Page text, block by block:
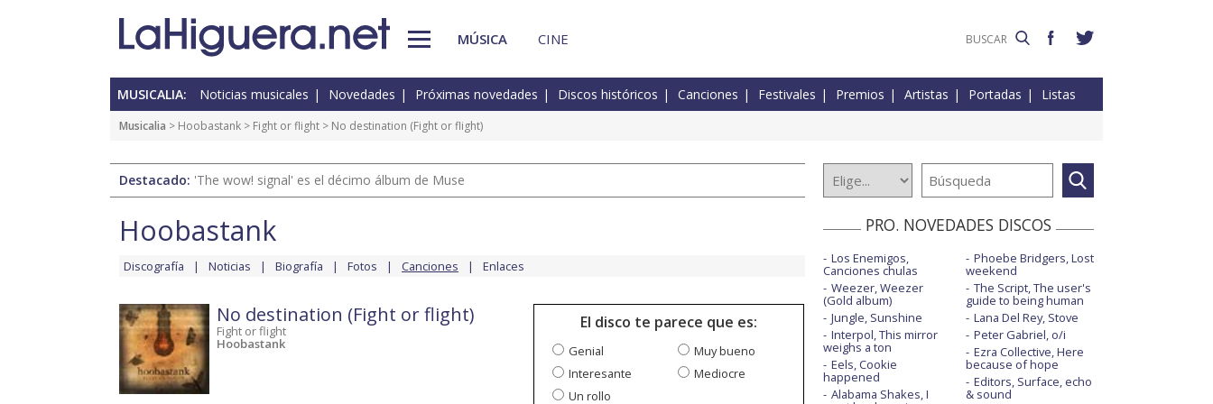
MÚSICA CINE
MUSICALIA: Noticias musicales Novedades Próximas novedades Discos históricos Canciones Festivales Premios Artistas Portadas Listas
Musicalia > Hoobastank > Fight or flight > No destination (Fight or flight)
Destacado: 'The wow! signal' es el décimo álbum de Muse
Hoobastank
Discografía Noticias Biografía Fotos Canciones Enlaces
No destination (Fight or flight)
Fight or flight
Hoobastank
El disco te parece que es:
Genial
Muy bueno
Interesante
Mediocre
Un rollo
PRO. NOVEDADES DISCOS
Los Enemigos,
Canciones chulas
Weezer, Weezer
(Gold album)
Jungle, Sunshine
Interpol, This mirror
weighs a ton
Eels, Cookie
happened
Alabama Shakes, I
Phoebe Bridgers, Lost
weekend
The Script, The user's
guide to being human
Lana Del Rey, Stove
Peter Gabriel, o/i
Ezra Collective, Here
because of hope
Editors, Surface, echo
& sound